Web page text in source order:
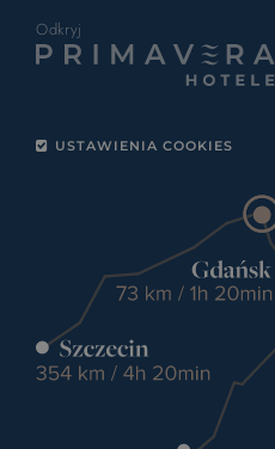
Odkryj
USTAWIENIA COOKIES